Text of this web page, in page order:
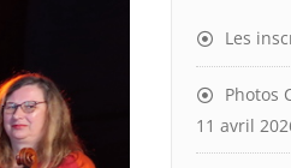
Les
Photos
11 avril